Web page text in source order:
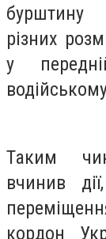
бурштину
різних
у
Таким
вчинив
кордон